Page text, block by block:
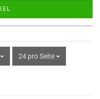
24 pro Seite
pro Seite